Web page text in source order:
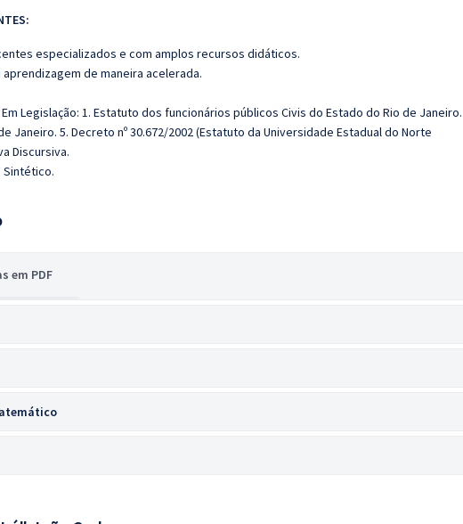
especializados e com amplos recursos didáticos.
de maneira acelerada.
Legislação: 1. Estatuto dos funcionários públicos Civis do Estado do Rio de Janeiro.
Janeiro. 5. Decreto nº 30.672/2002 (Estatuto da Universidade Estadual do Norte
Discursiva.
Sintético.
em PDF